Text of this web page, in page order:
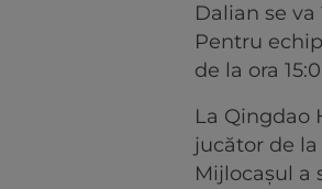
Dalian se
Pentru
de la ora
La Qingdao
jucător de la
Mijlocașul a